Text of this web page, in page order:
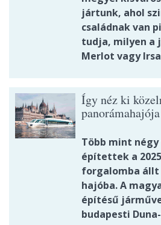
jártunk, ahol
családnak van
tudja, milyen a
Merlot vagy
Így néz ki
panorámahajója
Több mint
építettek a
forgalomba állt
hajóba. A
építésű
budapesti